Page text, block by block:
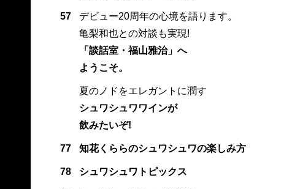
57
デビュー20周年の心境を語ります。
亀梨和也との対談も実現!
「談話室・福山雅治」へ
ようこそ。
夏のノドをエレガントに潤す
シュワシュワワインが
飲みたいぞ!
77 知花くららのシュワシュワの楽しみ方
78 シュワシュワトピックス